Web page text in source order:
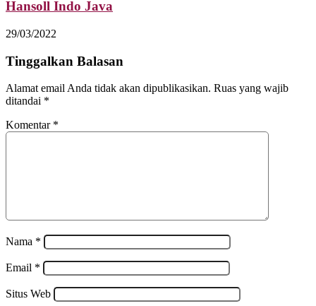
Hansoll Indo Java
29/03/2022
Tinggalkan Balasan
Alamat email Anda tidak akan dipublikasikan. Ruas yang wajib
ditandai *
Komentar *
Nama *
Email *
Situs Web